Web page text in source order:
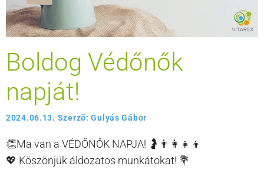
Boldog Védőnők
napját!
2024.06.13. Szerző:Gulyás Gábor
👏Ma van a VÉDŐNŐK NAPJA! 🤰👨‍👩‍👧‍👦
💖 Köszönjük áldozatos munkátokat! 💐